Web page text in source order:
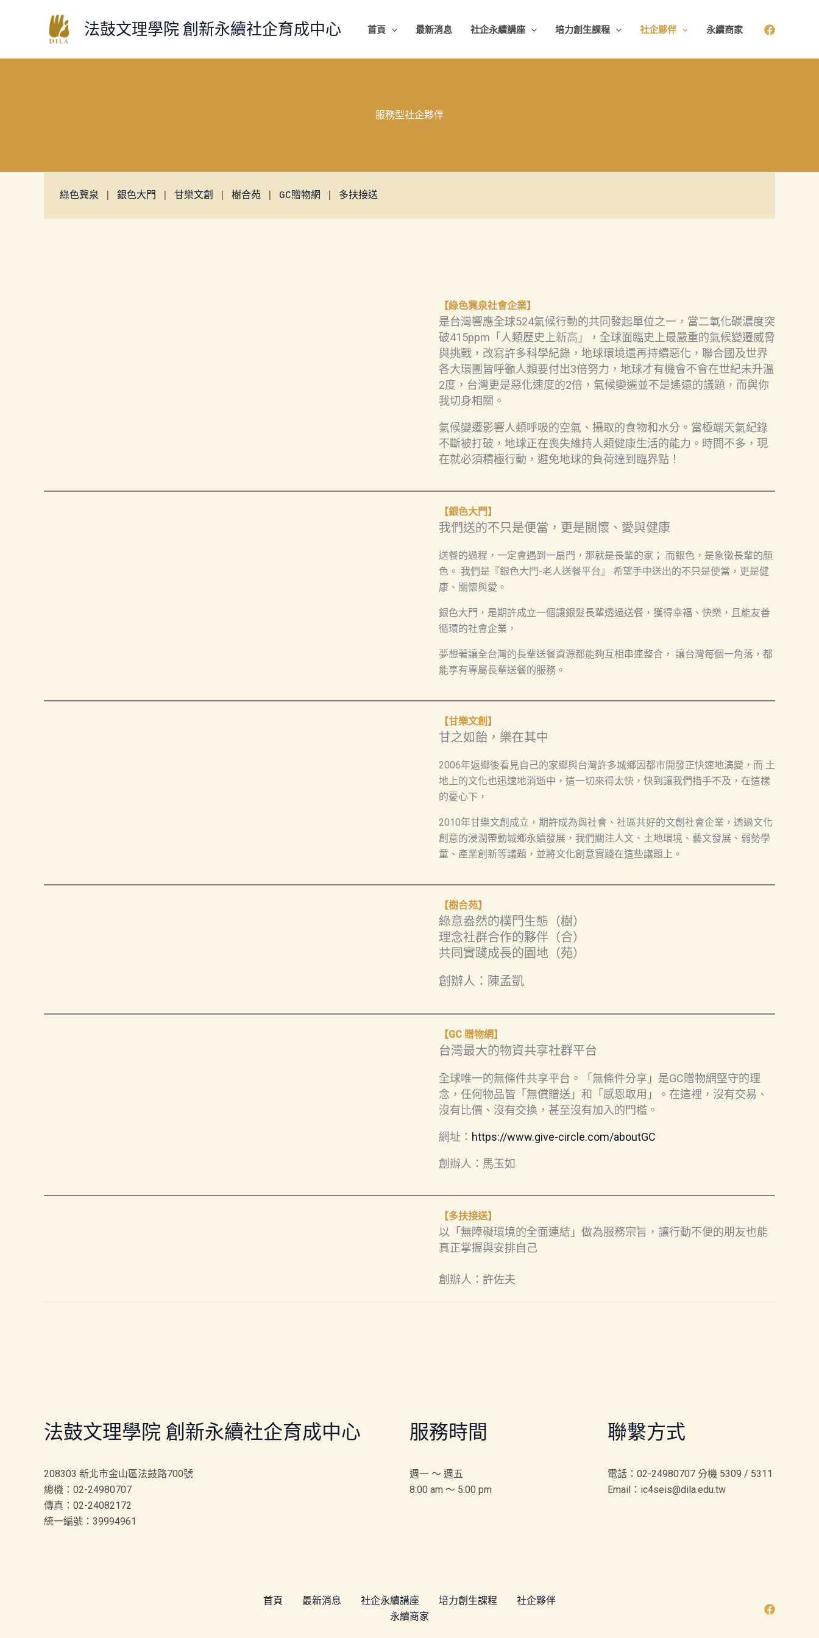
法鼓文理學院 創新永續社企育成中心 首頁 最新消息 社企永續講座 培力創生課程 社企夥伴 永續商家
服務型社企夥伴
綠色冀泉 銀色大門 甘樂文創 樹合苑 | GC贈物網 多扶接送
【綠色冀泉社會企業】
是台灣響應全球524氣候行動的共同發起單位之一，當二氧化碳濃度突
破415ppm「人類歷史上新高」，全球面臨史上最嚴重的氣候變遷威脅
與挑戰，改寫許多科學紀錄，地球環境還再持續惡化，聯合國及世界
各大環團皆呼籲人類要付出3倍努力，地球才有機會不會在世紀末升溫
2度，台灣更是惡化速度的2倍，氣候變遷並不是遙遠的議題，而與你
我切身相關。
氣候變遷影響人類呼吸的空氣、攝取的食物和水分。當極端天氣紀錄
不斷被打破，地球正在喪失維持人類健康生活的能力。時間不多，現
在就必須積極行動，避免地球的負荷達到臨界點！
【銀色大門】
我們送的不只是便當，更是關懷、愛與健康
送餐的過程，一定會遇到一扇門，那就是長輩的家； 而銀色，是象徵長輩的顏
色。 我們是『銀色大門-老人送餐平台』 希望手中送出的不只是便當，更是健
康、關懷與愛。
銀色大門，是期許成立一個讓銀髮長輩透過送餐，獲得幸福、快樂，且能友善
循環的社會企業，
夢想著讓全台灣的長輩送餐資源都能夠互相串連整合， 讓台灣每個一角落，都
能享有專屬長輩送餐的服務。
【甘樂文創 】
甘之如飴，樂在其中
2006年返鄉後看見自己的家鄉與台灣許多城鄉因都市開發正快速地演變，而 土
地上的文化也迅速地消逝中，這一切來得太快，快到讓我們措手不及，在這樣
的憂心下，
2010年甘樂文創成立，期許成為與社會、社區共好的文創社會企業，透過文化
創意的浸潤帶動城鄉永續發展，我們關注人文、土地環境、藝文發展、弱勢學
童、產業創新等議題，並將文化創意實踐在這些議題上。
【樹合苑】
綠意盎然的樸門生態（樹）
理念社群合作的夥伴（合）
共同實踐成長的園地（苑）
創辦人：陳孟凱
【GC 贈物網】
台灣最大的物資共享社群平台
全球唯一的無條件共享平台。「無條件分享」是GC贈物網堅守的理
念，任何物品皆「無償贈送」和「感恩取用」。在這裡，沒有交易、
沒有比價、沒有交換，甚至沒有加入的門檻。
網址： https://www.give-circle.com/aboutGC
創辦人：馬玉如
【多扶接送】
以「無障礙環境的全面連結」做為服務宗旨，讓行動不便的朋友也能
真正掌握與安排自己
創辦人：許佐夫
法鼓文理學院 創新永續社企育成中心
208303 新北市金山區法鼓路700號
總機：02-24980707
傳真：02-24082172
統一編號：39994961
服務時間
週一 ～ 週五
8:00 am ～ 5:00 pm
聯繫方式
電話：02-24980707 分機 5309 / 5311
Email：ic4seis@dila.edu.tw
首頁 最新消息 社企永續講座 培力創生課程
社企夥伴
永續商家